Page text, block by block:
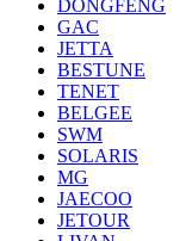
DONGFENG
GAC
JETTA
BESTUNE
TENET
BELGEE
SWM
SOLARIS
MG
JAECOO
JETOUR